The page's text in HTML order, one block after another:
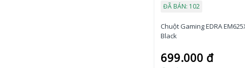
ĐÃ BÁN: 102
Chuột Gaming EDRA
Black
699.000 đ